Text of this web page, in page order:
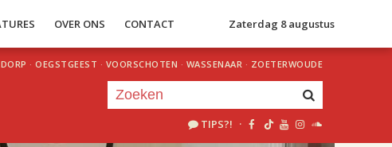
OVER ONS CONTACT Zaterdag 8 augustus
· OEGSTGEEST · VOORSCHOTEN · WASSENAAR · ZOETERWOUDE
TIPS?! ·